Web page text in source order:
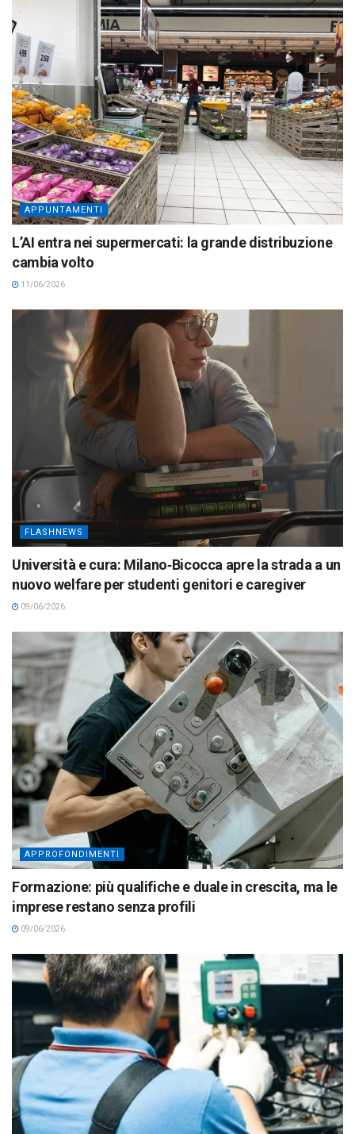
APPUNTAMENTI
L’AI entra nei supermercati: la grande distribuzione
cambia volto
11/06/2026
FLASHNEWS
Università e cura: Milano‑Bicocca apre la strada a un
nuovo welfare per studenti genitori e caregiver
09/06/2026
APPROFONDIMENTI
Formazione: più qualifiche e duale in crescita, ma le
imprese restano senza profili
09/06/2026